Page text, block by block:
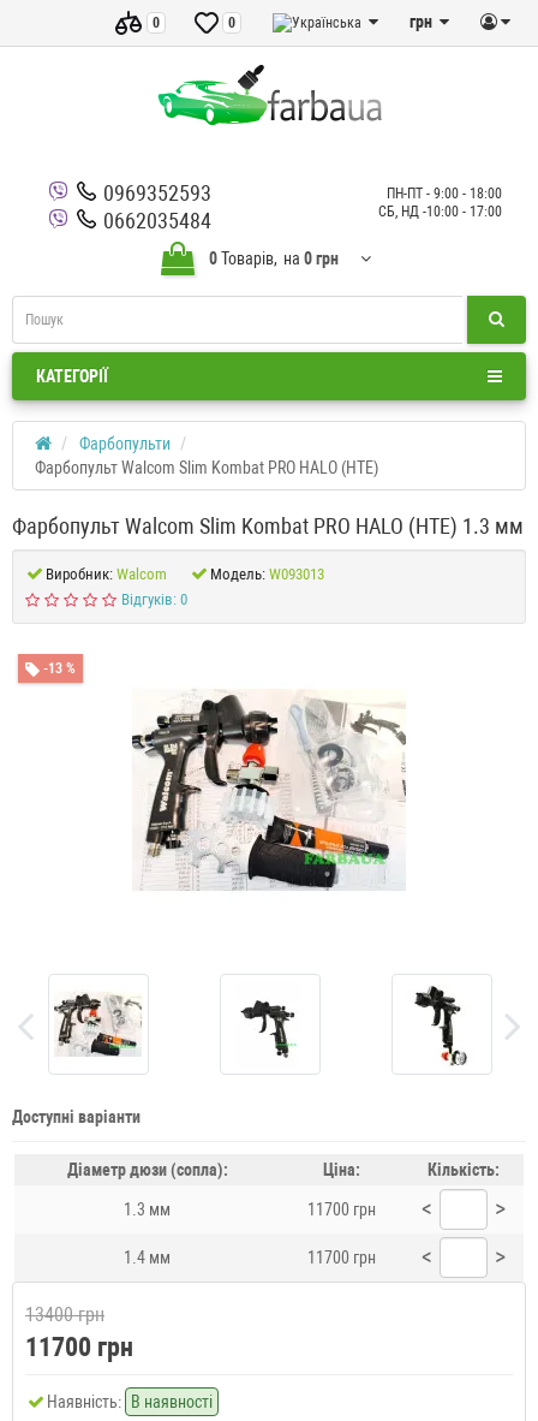
грн
0
0
0969352593
0662035484
ПН-ПТ - 9:00 - 18:00
СБ, НД -10:00 - 17:00
0Товарів, на 0 грн
КАТЕГОРІЇ
Фарбопульти
Фарбопульт Walcom Slim Kombat PRO HALO (HTE)
Фарбопульт Walcom Slim Kombat PRO HALO (HTE) 1.3 мм
Виробник: Walcom Модель: W093013
Відгуків: 0
-13 %
Доступні варіанти
Діаметр дюзи (сопла): Ціна: Кількість:
1.3 мм 11700 грн < >
1.4 мм 11700 грн < >
13400 грн
11700 грн
Наявність: В наявності